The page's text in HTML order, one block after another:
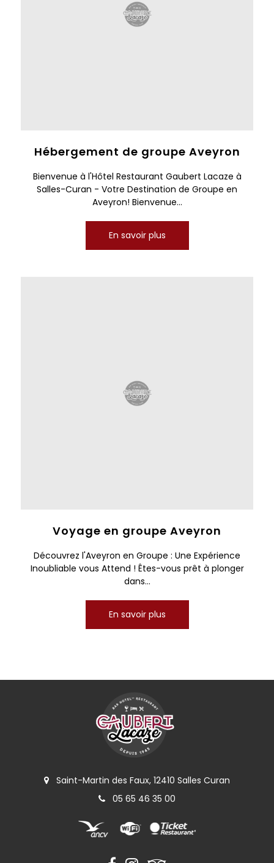
Hébergement de groupe Aveyron
Bienvenue à l'Hôtel Restaurant Gaubert Lacaze à
Salles-Curan - Votre Destination de Groupe en
Aveyron! Bienvenue...
En savoir plus
Voyage en groupe Aveyron
Découvrez l'Aveyron en Groupe : Une Expérience
Inoubliable vous Attend ! Êtes-vous prêt à plonger
dans...
En savoir plus
Saint-Martin des Faux, 12410 Salles Curan
05 65 46 35 00